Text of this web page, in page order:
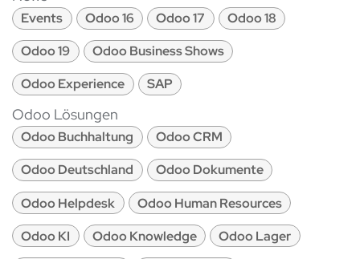
Events Odoo 16 Odoo 17
Odoo 18
Odoo 19
Odoo Business Shows
Odoo Experience
SAP
Odoo Lösungen
Odoo Buchhaltung
Odoo CRM
Odoo Deutschland
Odoo Dokumente
Odoo Helpdesk
Odoo Human Resources
Odoo KI
Odoo Knowledge
Odoo Lager